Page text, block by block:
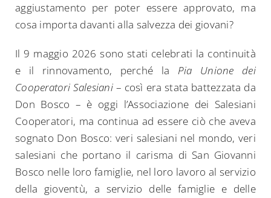
aggiustamento per poter essere approvato, ma
cosa importa davanti alla salvezza dei giovani?
Il 9 maggio 2026 sono stati celebrati la continuità
e il rinnovamento, perché la Pia Unione dei
Cooperatori Salesiani– così era stata battezzata da
Don Bosco – è oggi l’Associazione dei Salesiani
Cooperatori, ma continua ad essere ciò che aveva
sognato Don Bosco: veri salesiani nel mondo, veri
salesiani che portano il carisma di San Giovanni
Bosco nelle loro famiglie, nel loro lavoro al servizio
della gioventù, a servizio delle famiglie e delle